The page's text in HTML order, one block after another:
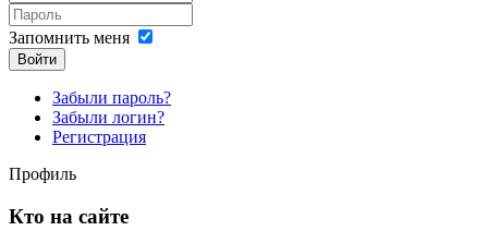
Запомнить меня
Войти
Забыли пароль?
Забыли логин?
Регистрация
Профиль
Кто на сайте